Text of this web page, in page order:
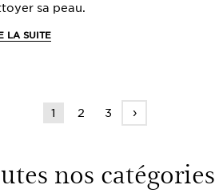
sa peau.
LA SUITE
1 2 3 ›
nos catégories